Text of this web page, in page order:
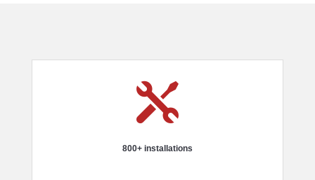

800+ installations